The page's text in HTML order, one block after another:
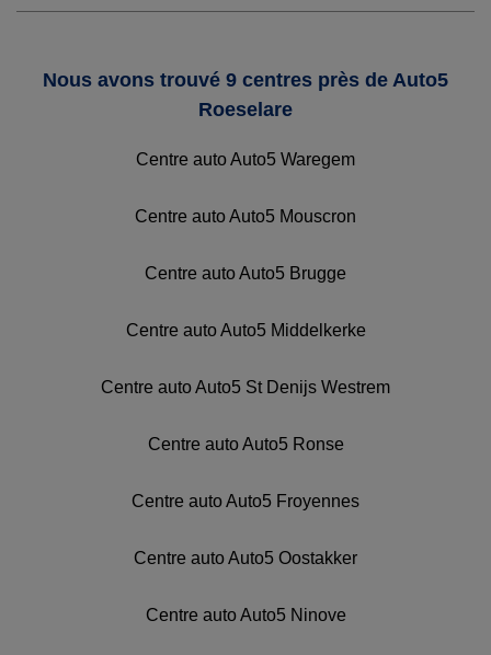
Nous avons trouvé 9 centres près de Auto5
Roeselare
Centre auto Auto5 Waregem
Centre auto Auto5 Mouscron
Centre auto Auto5 Brugge
Centre auto Auto5 Middelkerke
Centre auto Auto5 St Denijs Westrem
Centre auto Auto5 Ronse
Centre auto Auto5 Froyennes
Centre auto Auto5 Oostakker
Centre auto Auto5 Ninove